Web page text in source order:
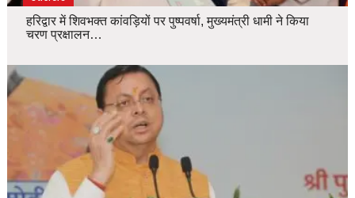
हरिद्वार में शिवभक्त कांवड़ियों पर पुष्पवर्षा, मुख्यमंत्री धामी ने किया
चरण प्रक्षालन…